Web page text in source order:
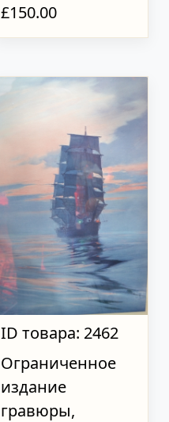
£150.00
ID товара: 2462
Ограниченное
издание
гравюры,